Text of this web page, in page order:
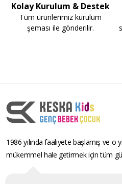
Kolay Kurulum & Destek
Tüm ürünlerimiz kurulum
şeması ile gönderilir.
1986 yılında faaliyete başlamış ve o
mükemmel hale getirmek için tüm